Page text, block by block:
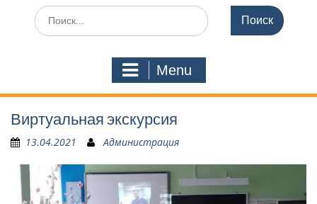
Search
for:
Menu
Виртуальная экскурсия
13.04.2021 Администрация